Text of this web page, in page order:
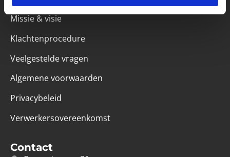
Handige links
Missie & visie
Klachtenprocedure
Veelgestelde vragen
Algemene voorwaarden
Privacybeleid
Verwerkersovereenkomst
Contact